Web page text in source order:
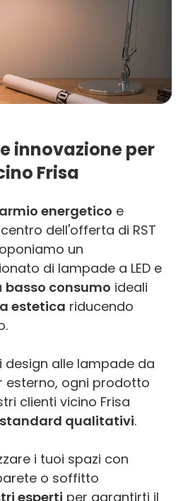
innovazione per
Frisa
energetico e
dell'offerta di RST
un
di lampade a LED e
basso consumo ideali
estetica riducendo
design alle lampade da
esterno, ogni prodotto
clienti vicino Frisa
qualitativi.
i tuoi spazi con
o soffitto
esperti per garantirti il